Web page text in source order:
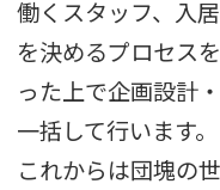
働くスタッフ、入
を決めるプロセス
った上で企画設計
一括して行います。
これからは団塊の